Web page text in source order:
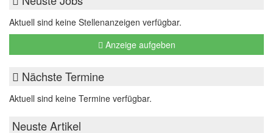
Aktuell sind keine Stellenanzeigen verfügbar.
Anzeige aufgeben
Nächste Termine
Aktuell sind keine Termine verfügbar.
Neuste Artikel